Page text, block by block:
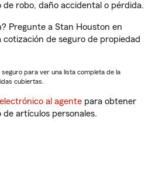
de robo, daño accidental o pérdida.
Pregunte a Stan Houston en
de seguro de propiedad
para ver una lista completa de la
cubiertas.
al agente para obtener
artículos personales.